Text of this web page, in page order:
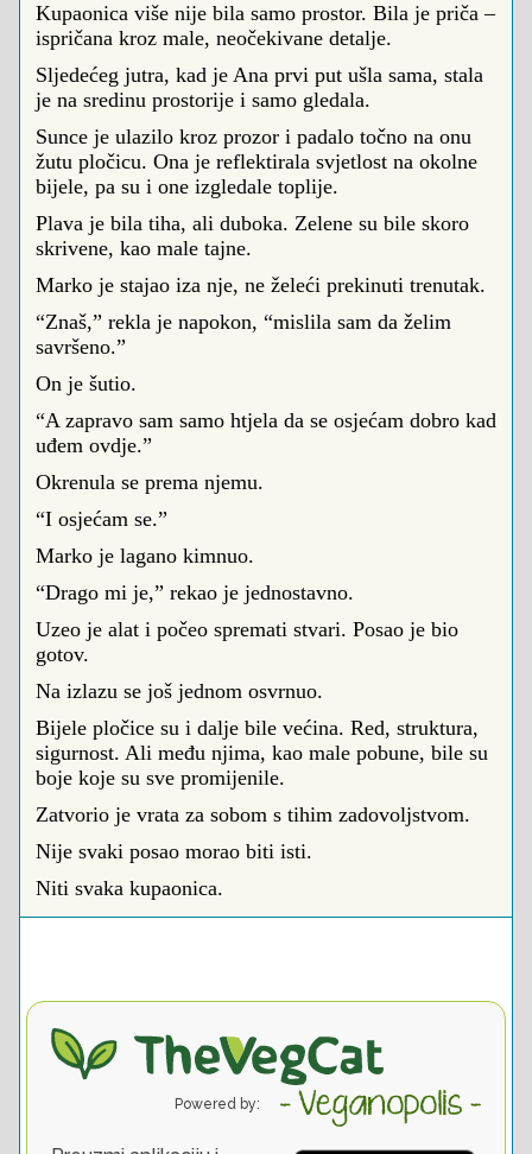
Kupaonica više nije bila samo prostor. Bila je priča –
ispričana kroz male, neočekivane detalje.
Sljedećeg jutra, kad je Ana prvi put ušla sama, stala
je na sredinu prostorije i samo gledala.
Sunce je ulazilo kroz prozor i padalo točno na onu
žutu pločicu. Ona je reflektirala svjetlost na okolne
bijele, pa su i one izgledale toplije.
Plava je bila tiha, ali duboka. Zelene su bile skoro
skrivene, kao male tajne.
Marko je stajao iza nje, ne želeći prekinuti trenutak.
“Znaš,” rekla je napokon, “mislila sam da želim
savršeno.”
On je šutio.
“A zapravo sam samo htjela da se osjećam dobro kad
uđem ovdje.”
Okrenula se prema njemu.
“I osjećam se.”
Marko je lagano kimnuo.
“Drago mi je,” rekao je jednostavno.
Uzeo je alat i počeo spremati stvari. Posao je bio
gotov.
Na izlazu se još jednom osvrnuo.
Bijele pločice su i dalje bile većina. Red, struktura,
sigurnost. Ali među njima, kao male pobune, bile su
boje koje su sve promijenile.
Zatvorio je vrata za sobom s tihim zadovoljstvom.
Nije svaki posao morao biti isti.
Niti svaka kupaonica.